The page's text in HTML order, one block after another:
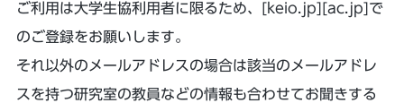
ご利用は大学生協利用者に限るため、[keio.jp][ac.jp]で
のご登録をお願いします。
それ以外のメールアドレスの場合は該当のメールアドレ
スを持つ研究室の教員などの情報も合わせてお聞きする